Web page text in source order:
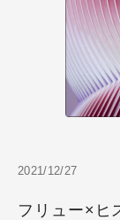
2021/12/27
フリュー×ヒ